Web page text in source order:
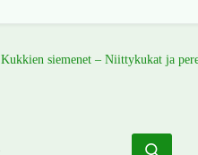
Kukkien siemenet – Niittykukat ja